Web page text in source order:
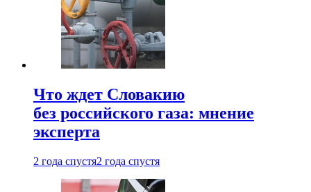
Что ждет Словакию
без российского газа: мнение
эксперта
2 года спустя2 года спустя